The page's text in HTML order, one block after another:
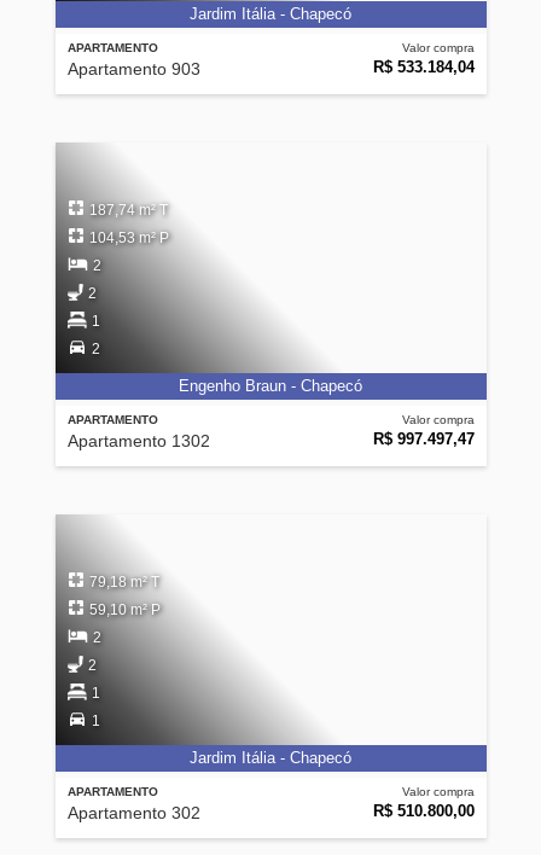
APARTAMENTO
Apartamento 903
Valor compra
R$ 533.184,04
Jardim Itália - Chapecó
APARTAMENTO
Apartamento 1302
Valor compra
R$ 997.497,47
187,74 m² T
104,53 m² P
2
2
1
2
Engenho Braun - Chapecó
APARTAMENTO
Apartamento 302
Valor compra
R$ 510.800,00
79,18 m² T
59,10 m² P
2
2
1
1
Jardim Itália - Chapecó